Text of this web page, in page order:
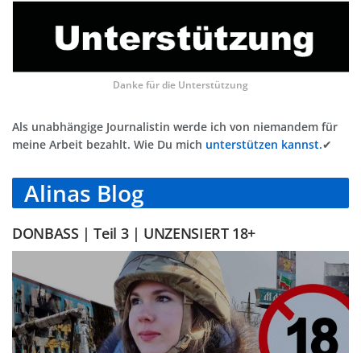
Danke für die Unterstützung
Als unabhängige Journalistin werde ich von niemandem für
meine Arbeit bezahlt. Wie Du mich unterstützen kannst.✔
Alinas Blog
DONBASS | Teil 3 | UNZENSIERT 18+